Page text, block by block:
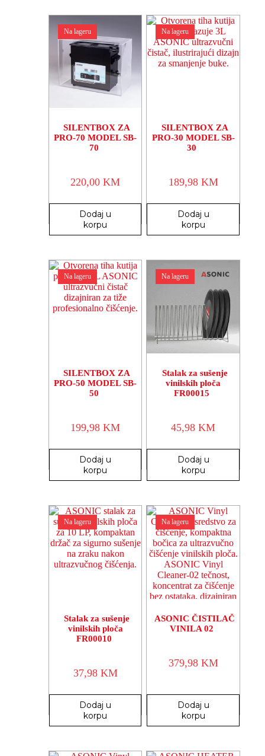
Na lageru
SILENTBOX ZA
PRO-70 MODEL SB-
70
220,00KM
Dodaj u
korpu
Na lageru
SILENTBOX ZA
PRO-30 MODEL SB-
30
189,98 KM
Dodaj u
korpu
Na lageru
SILENTBOX ZA
PRO-50 MODEL SB-
50
199,98KM
Dodaj u
korpu
Na lageru
Stalak za sušenje
vinilskih ploča
FR00015
45,98KM
Dodaj u
korpu
Na lageru
Stalak za sušenje
vinilskih ploča
FR00010
37,98 KM
Dodaj u
korpu
Na lageru
ASONIC ČISTILAČ
VINILA 02
379,98 KM
Dodaj u
korpu